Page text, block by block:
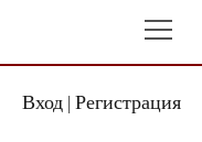
Вход| Регистрация